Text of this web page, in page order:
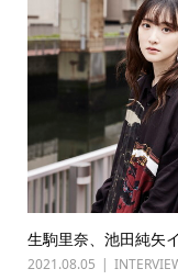
生駒里奈、池田純矢
2021.08.05